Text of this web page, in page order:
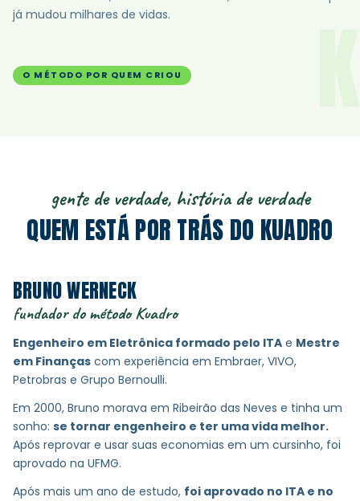
já mudou milhares de vidas.
O MÉTODO POR QUEM CRIOU
gente de verdade, história de verdade
QUEM ESTÁ POR TRÁS DO KUADRO
BRUNO WERNECK
fundador do método Kuadro
Engenheiro em Eletrônica formado pelo ITA e Mestre
em Finanças com experiência em Embraer, VIVO,
Petrobras e Grupo Bernoulli.
Em 2000, Bruno morava em Ribeirão das Neves e tinha um
sonho: se tornar engenheiro e ter uma vida melhor.
Após reprovar e usar suas economias em um cursinho, foi
aprovado na UFMG.
Após mais um ano de estudo, foi aprovado no ITA e no